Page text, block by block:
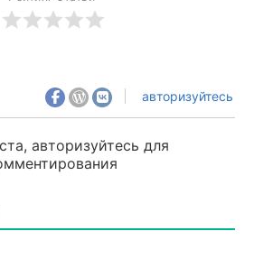
авторизуйтесь
авторизуйтесь для